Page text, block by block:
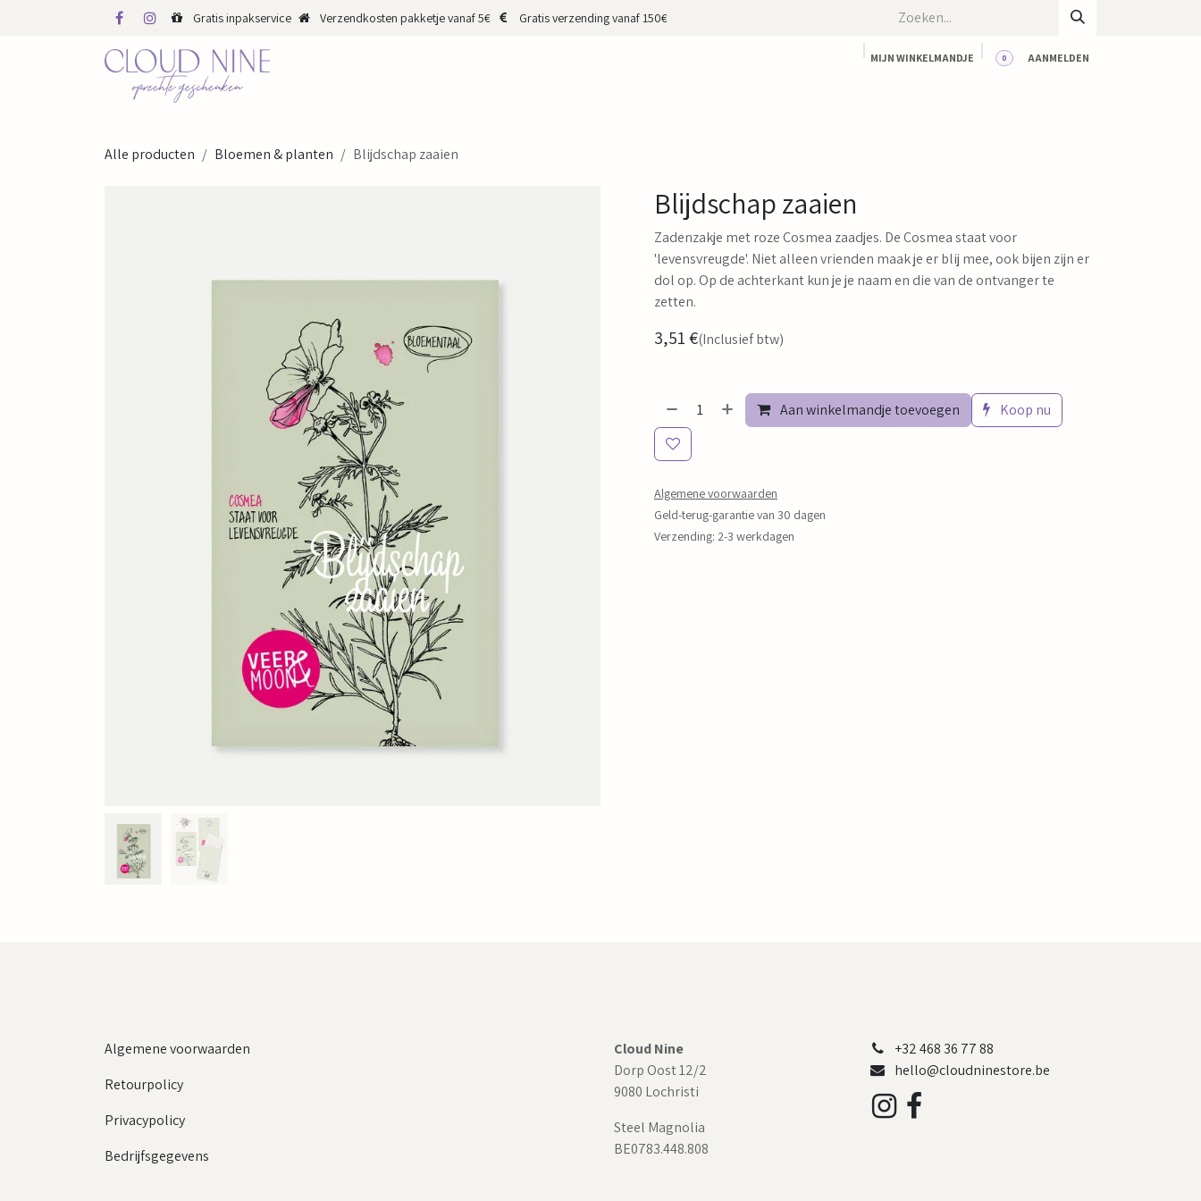
Overslaan naar inhoud Gratis inpakservice Verzendkosten pakketje vanaf 5€ Gratis verzending vanaf 150€
MIJN WINKELMANDJE 0 AANMELDEN
Alle producten Bloemen & planten Blijdschap zaaien
Blijdschap zaaien
Zadenzakje met roze Cosmea zaadjes. De Cosmea staat voor
'levensvreugde'. Niet alleen vrienden maak je er blij mee, ook bijen zijn er
dol op. Op de achterkant kun je je naam en die van de ontvanger te
zetten.
3,51€(Inclusief btw)
Aan winkelmandje toevoegen Koop nu
Algemene voorwaarden
Geld-terug-garantie van 30 dagen
Verzending: 2-3 werkdagen
Algemene voorwaarden
Retourpolicy
Privacypolicy
Bedrijfsgegevens
Cloud Nine
Dorp Oost 12/2
9080 Lochristi
Steel Magnolia
BE0783.448.808
+32 468 36 77 88
hello@cloudninestore.be